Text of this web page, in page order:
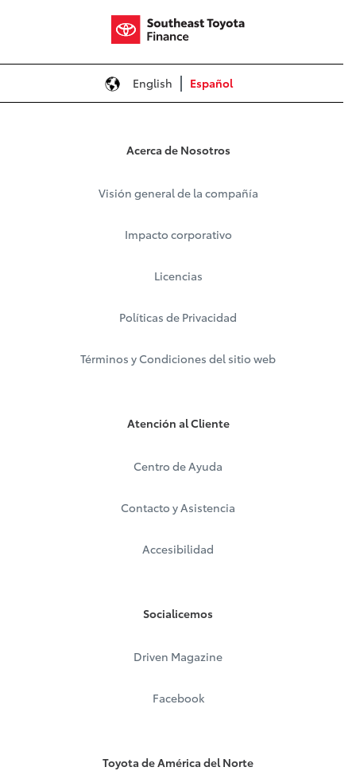
English Español
Acerca de Nosotros
Visión general de la compañía
Impacto corporativo
Licencias
Políticas de Privacidad
Términos y Condiciones del sitio web
Atención al Cliente
Centro de Ayuda
Contacto y Asistencia
Accesibilidad
Socialicemos
Driven Magazine
Facebook
Toyota de América del Norte